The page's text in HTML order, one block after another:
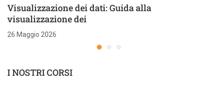
Visualizzazione dei dati: Guida alla
visualizzazione dei
26 Maggio 2026
I NOSTRI CORSI